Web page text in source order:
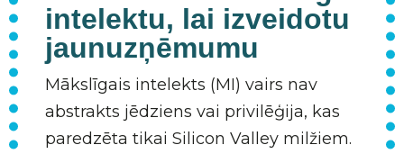
intelektu, lai izveidotu
jaunuzņēmumu
Mākslīgais intelekts (MI) vairs nav
abstrakts jēdziens vai privilēģija, kas
paredzēta tikai Silicon Valley milžiem.